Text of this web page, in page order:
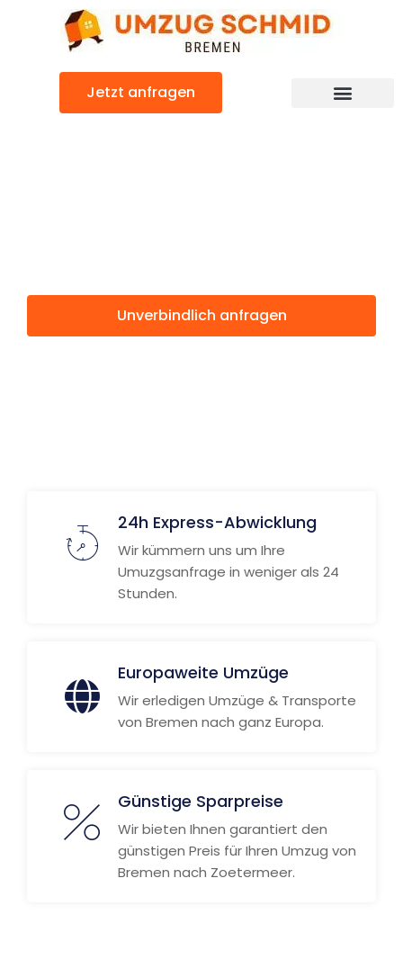
Jetzt anfragen
Unverbindlich anfragen
24h Express-Abwicklung
Wir kümmern uns um Ihre
Umuzgsanfrage in weniger als 24
Stunden.
Europaweite Umzüge
Wir erledigen Umzüge & Transporte
von Bremen nach ganz Europa.
Günstige Sparpreise
Wir bieten Ihnen garantiert den
günstigen Preis für Ihren Umzug von
Bremen nach Zoetermeer.